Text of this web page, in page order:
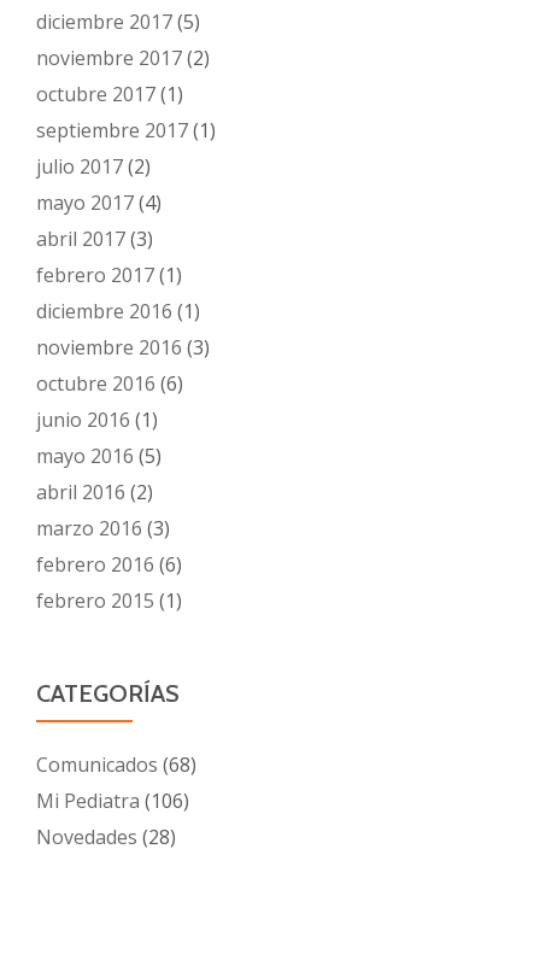
diciembre 2017(5)
noviembre 2017(2)
octubre 2017(1)
septiembre 2017(1)
julio 2017(2)
mayo 2017(4)
abril 2017(3)
febrero 2017(1)
diciembre 2016 (1)
noviembre 2016 (3)
octubre 2016 (6)
junio 2016 (1)
mayo 2016 (5)
abril 2016 (2)
marzo 2016 (3)
febrero 2016 (6)
febrero 2015 (1)
CATEGORÍAS
Comunicados (68)
Mi Pediatra (106)
Novedades (28)